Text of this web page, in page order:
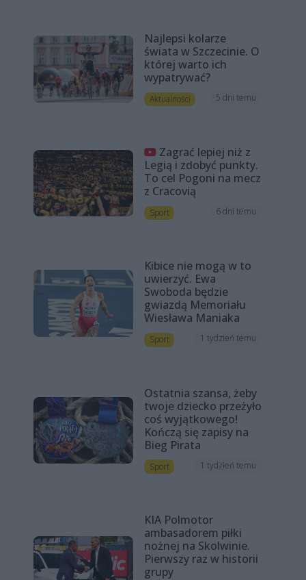
Najlepsi kolarze
świata w Szczecinie. O
której warto ich
wypatrywać?
Aktualności 5 dni temu
Zagrać lepiej niż z
Legią i zdobyć punkty.
To cel Pogoni na mecz
z Cracovią
Sport 6 dni temu
Kibice nie mogą w to
uwierzyć. Ewa
Swoboda będzie
gwiazdą Memoriału
Wiesława Maniaka
Sport 1 tydzień temu
Ostatnia szansa, żeby
twoje dziecko przeżyło
coś wyjątkowego!
Kończą się zapisy na
Bieg Pirata
Sport 1 tydzień temu
KIA Polmotor
ambasadorem piłki
nożnej na Skolwinie.
Pierwszy raz w historii
grupy